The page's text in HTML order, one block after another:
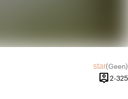
star(Geen)
Geen
person_pin2-325